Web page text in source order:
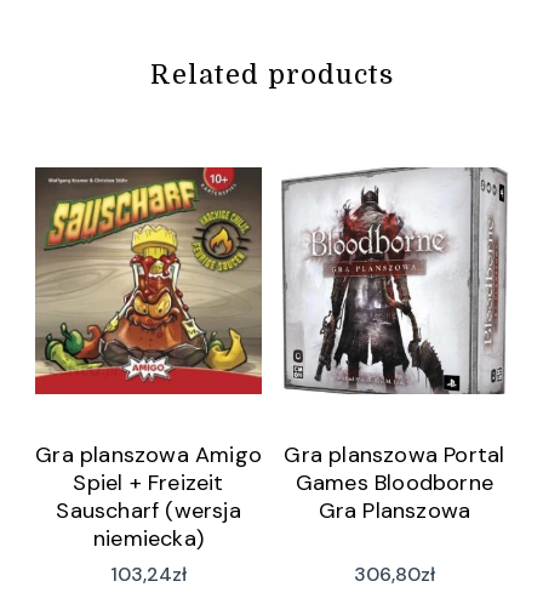
Related products
Gra planszowa Amigo
Spiel + Freizeit
Sauscharf (wersja
niemiecka)
103,24zł
Gra planszowa Portal
Games Bloodborne
Gra Planszowa
306,80zł